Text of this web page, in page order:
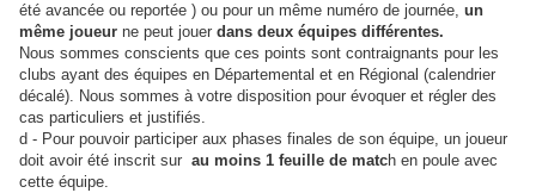
été avancée ou reportée ) ou pour un même numéro de journée, un
même joueur ne peut jouer dans deux équipes différentes.
Nous sommes conscients que ces points sont contraignants pour les
clubs ayant des équipes en Départemental et en Régional (calendrier
décalé). Nous sommes à votre disposition pour évoquer et régler des
cas particuliers et justifiés.
d - Pour pouvoir participer aux phases finales de son équipe, un joueur
doit avoir été inscrit sur au moins 1 feuille de match en poule avec
cette équipe.